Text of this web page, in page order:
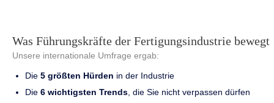
Was Führungskräfte der Fertigungsindustrie bewegt
Unsere internationale Umfrage ergab:
Die 5 größten Hürden in der Industrie
Die 6 wichtigsten Trends, die Sie nicht verpassen dürfen